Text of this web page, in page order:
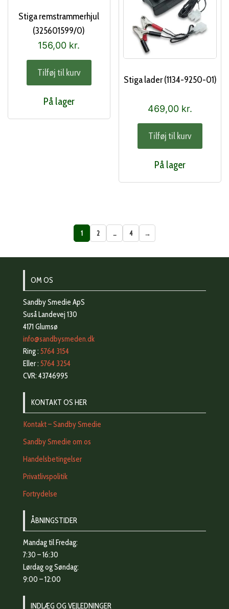
Stiga remstrammerhjul
(325601599/0)
156,00 kr.
Tilføj til kurv
På lager
Stiga lader (1134-9250-01)
469,00 kr.
Tilføj til kurv
På lager
1 2 … 4 →
OM OS
Sandby Smedie ApS
Suså Landevej 130
4171 Glumsø
info@sandbysmeden.dk
Ring : 5764 3154
Eller : 5764 3254
CVR: 43746995
KONTAKT OS HER
Kontakt – Sandby Smedie
Sandby Smedie om os
Handelsbetingelser
Privatlivspolitik
Fortrydelse
ÅBNINGSTIDER
Mandag til Fredag:
7:30 – 16:30
Lørdag og Søndag:
9:00 – 12:00
INDLÆG OG VEJLEDNINGER